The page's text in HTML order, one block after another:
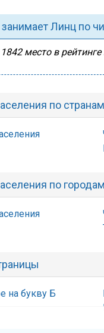
занимает Линц по
место в
по странам
по городам
на букву Б